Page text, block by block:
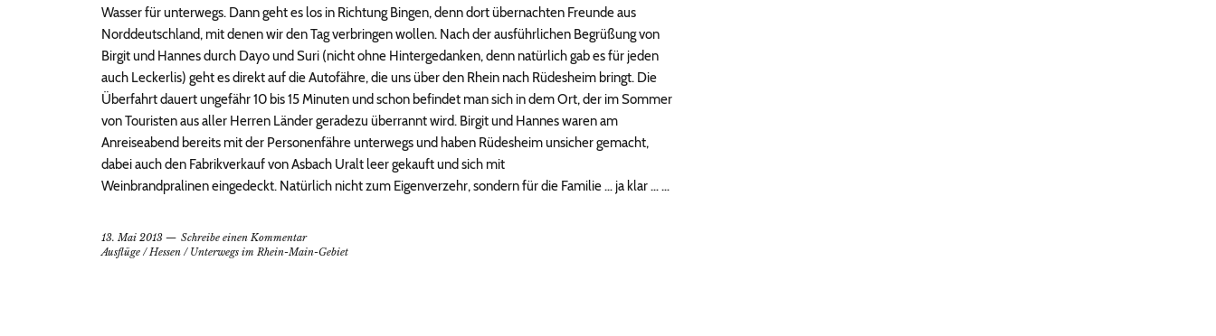
Wasser für unterwegs. Dann geht es los in Richtung Bingen, denn dort übernachten Freunde aus
Norddeutschland, mit denen wir den Tag verbringen wollen. Nach der ausführlichen Begrüßung von
Birgit und Hannes durch Dayo und Suri (nicht ohne Hintergedanken, denn natürlich gab es für jeden
auch Leckerlis) geht es direkt auf die Autofähre, die uns über den Rhein nach Rüdesheim bringt. Die
Überfahrt dauert ungefähr 10 bis 15 Minuten und schon befindet man sich in dem Ort, der im Sommer
von Touristen aus aller Herren Länder geradezu überrannt wird. Birgit und Hannes waren am
Anreiseabend bereits mit der Personenfähre unterwegs und haben Rüdesheim unsicher gemacht,
dabei auch den Fabrikverkauf von Asbach Uralt leer gekauft und sich mit
Weinbrandpralinen eingedeckt. Natürlich nicht zum Eigenverzehr, sondern für die Familie … ja klar … …
13. Mai 2013
Schreibe einen Kommentar
Ausflüge /Hessen / Unterwegs im Rhein-Main-Gebiet